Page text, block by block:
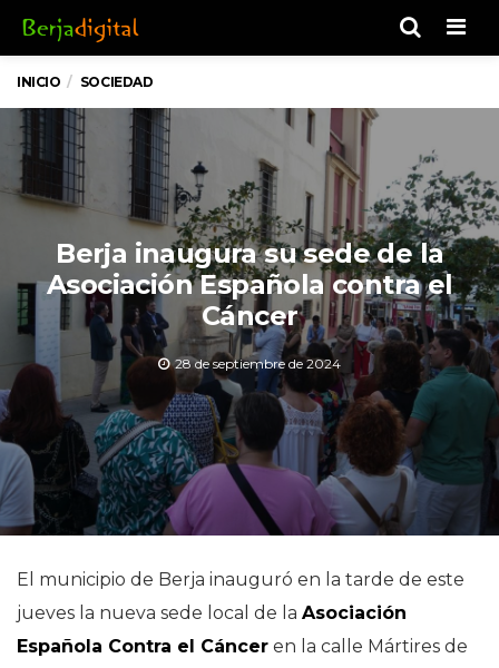
INICIO SOCIEDAD
Berja inaugura su sede de la
Asociación Española contra el
Cáncer
28 de septiembre de 2024
El municipio de Berja inauguró en la tarde de este
jueves la nueva sede local de la Asociación
Española Contra el Cáncer en la calle Mártires de